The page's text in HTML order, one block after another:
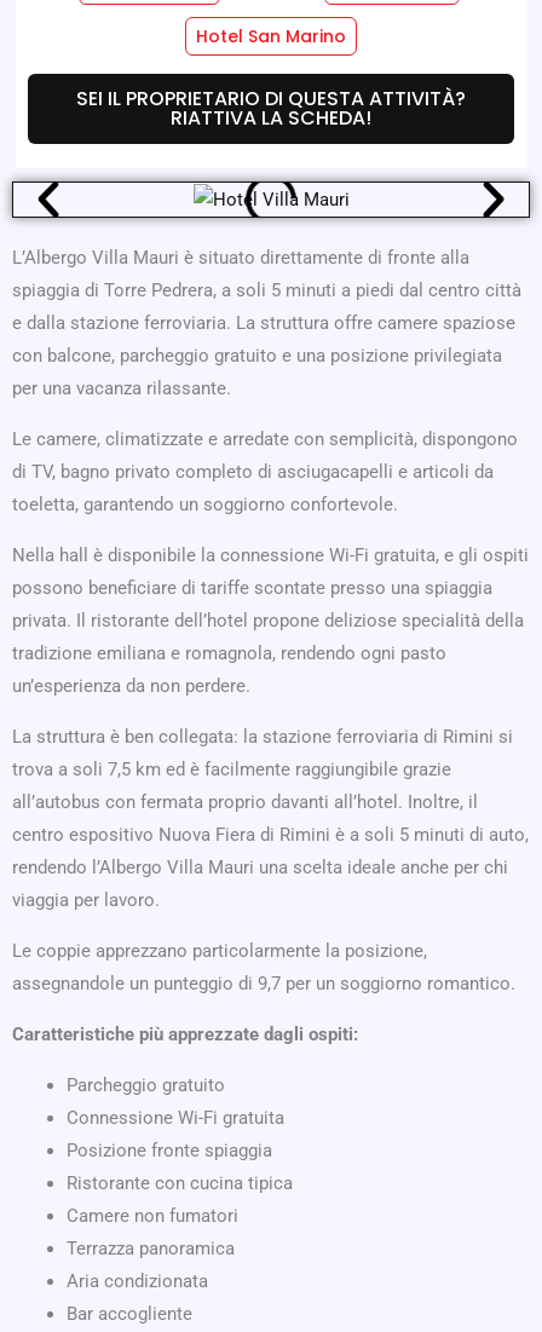
Hotel San Marino
SEI IL PROPRIETARIO DI QUESTA ATTIVITÀ?
RIATTIVA LA SCHEDA!
Servizi Hotel Servizi Camere
Dove Siamo Offerte
L’Albergo Villa Mauri è situato direttamente di fronte alla
spiaggia di Torre Pedrera, a soli 5 minuti a piedi dal centro città
e dalla stazione ferroviaria. La struttura offre camere spaziose
con balcone, parcheggio gratuito e una posizione privilegiata
per una vacanza rilassante.
Le camere, climatizzate e arredate con semplicità, dispongono
di TV, bagno privato completo di asciugacapelli e articoli da
toeletta, garantendo un soggiorno confortevole.
Nella hall è disponibile la connessione Wi-Fi gratuita, e gli ospiti
possono beneficiare di tariffe scontate presso una spiaggia
privata. Il ristorante dell’hotel propone deliziose specialità della
tradizione emiliana e romagnola, rendendo ogni pasto
un’esperienza da non perdere.
La struttura è ben collegata: la stazione ferroviaria di Rimini si
trova a soli 7,5 km ed è facilmente raggiungibile grazie
all’autobus con fermata proprio davanti all’hotel. Inoltre, il
centro espositivo Nuova Fiera di Rimini è a soli 5 minuti di auto,
rendendo l’Albergo Villa Mauri una scelta ideale anche per chi
viaggia per lavoro.
Le coppie apprezzano particolarmente la posizione,
assegnandole un punteggio di 9,7 per un soggiorno romantico.
Caratteristiche più apprezzate dagli ospiti:
Parcheggio gratuito
Connessione Wi-Fi gratuita
Posizione fronte spiaggia
Ristorante con cucina tipica
Camere non fumatori
Terrazza panoramica
Aria condizionata
Bar accogliente